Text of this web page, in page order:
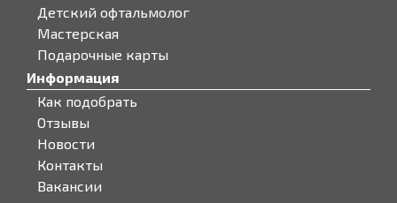
Детский офтальмолог
Мастерская
Подарочные карты
Информация
Как подобрать
Отзывы
Новости
Контакты
Вакансии